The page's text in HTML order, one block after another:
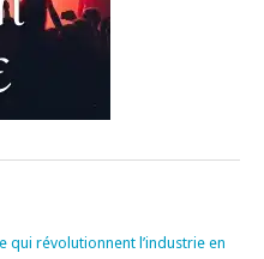
qui révolutionnent l’industrie en